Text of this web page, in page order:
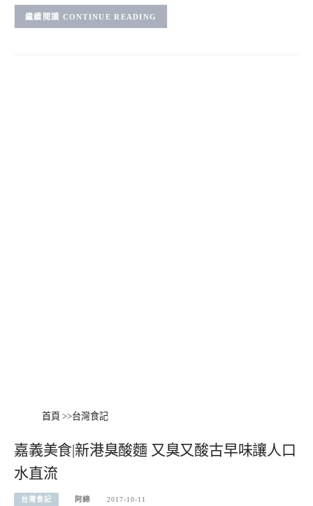
CONTINUE READING
首頁 >>台灣食記
嘉義美食|新港臭酸麵 又臭又酸古早味讓人口
水直流
台灣食記 阿綿 2017-10-11